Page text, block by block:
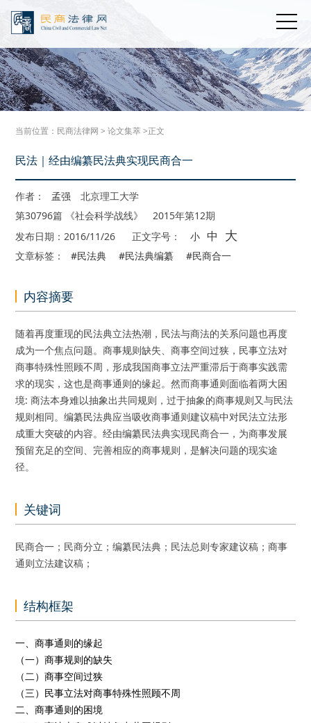
当前位置： 民商法律网 >论文集萃>正文
民法｜经由编纂民法典实现民商合一
作者： 孟强 北京理工大学
第30796篇 《社会科学战线》 2015年第12期
发布日期：2016/11/26
正文字号： 小 中 大
文章标签： #民法典 #民法典编纂 #民商合一
内容摘要
随着再度重现的民法典立法热潮，民法与商法的关系问题也再度
成为一个焦点问题。商事规则缺失、商事空间过狭，民事立法对
商事特殊性照顾不周，形成我国商事立法严重滞后于商事实践需
求的现实，这也是商事通则的缘起。然而商事通则面临着两大困
境: 商法本身难以抽象出共同规则，过于抽象的商事规则又与民法
规则相同。编纂民法典应当吸收商事通则建议稿中对民法立法形
成重大突破的内容。经由编纂民法典实现民商合一，为商事发展
预留充足的空间、完善相应的商事规则，是解决问题的现实途
径。
关键词
民商合一；民商分立；编纂民法典；民法总则专家建议稿；商事
通则立法建议稿；
结构框架
一、商事通则的缘起
（一）商事规则的缺失
（二）商事空间过狭
（三）民事立法对商事特殊性照顾不周
二、商事通则的困境